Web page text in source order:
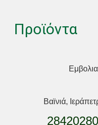
Προϊόντα
Βαϊνιά,